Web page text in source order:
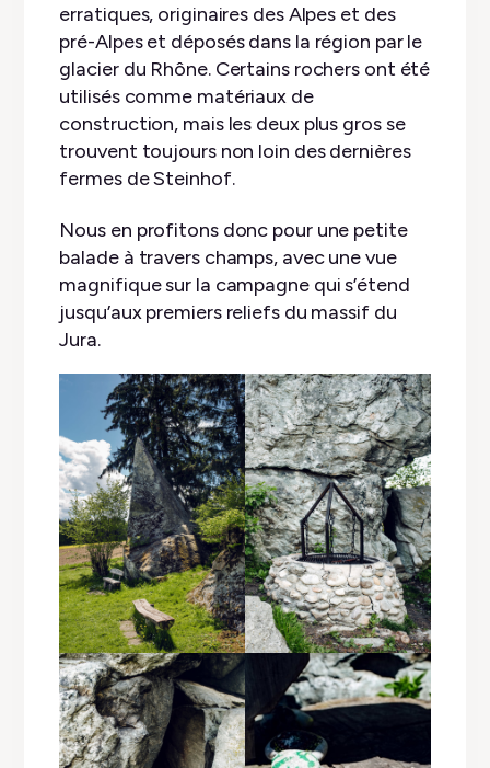
erratiques, originaires des Alpes et des
pré-Alpes et déposés dans la région par le
glacier du Rhône. Certains rochers ont été
utilisés comme matériaux de
construction, mais les deux plus gros se
trouvent toujours non loin des dernières
fermes de Steinhof.
Nous en profitons donc pour une petite
balade à travers champs, avec une vue
magnifique sur la campagne qui s’étend
jusqu’aux premiers reliefs du massif du
Jura.